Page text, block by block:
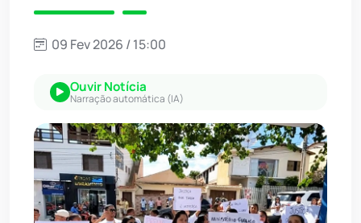
09 Fev 2026 / 15:00
Ouvir Notícia
Narração automática (IA)